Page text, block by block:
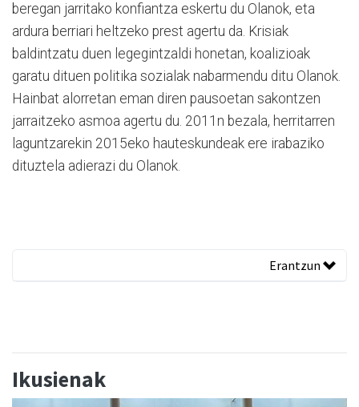
beregan jarritako konfiantza eskertu du Olanok, eta
ardura berriari heltzeko prest agertu da. Krisiak
baldintzatu duen legegintzaldi honetan, koalizioak
garatu dituen politika sozialak nabarmendu ditu Olanok.
Hainbat alorretan eman diren pausoetan sakontzen
jarraitzeko asmoa agertu du. 2011n bezala, herritarren
laguntzarekin 2015eko hauteskundeak ere irabaziko
dituztela adierazi du Olanok.
Erantzun
Ikusienak